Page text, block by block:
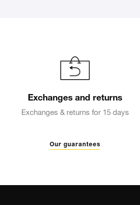
Exchanges and returns
Exchanges & returns for 15 days
Our guarantees